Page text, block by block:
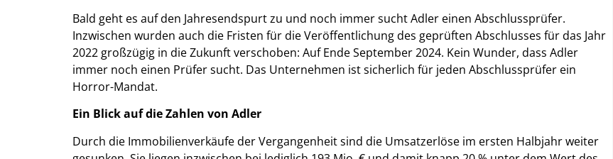
Bald geht es auf den Jahresendspurt zu und noch immer sucht Adler einen Abschlussprüfer.
Inzwischen wurden auch die Fristen für die Veröffentlichung des geprüften Abschlusses für das Jahr
2022 großzügig in die Zukunft verschoben: Auf Ende September 2024. Kein Wunder, dass Adler
immer noch einen Prüfer sucht. Das Unternehmen ist sicherlich für jeden Abschlussprüfer ein
Horror-Mandat.
Ein Blick auf die Zahlen von Adler
Durch die Immobilienverkäufe der Vergangenheit sind die Umsatzerlöse im ersten Halbjahr weiter